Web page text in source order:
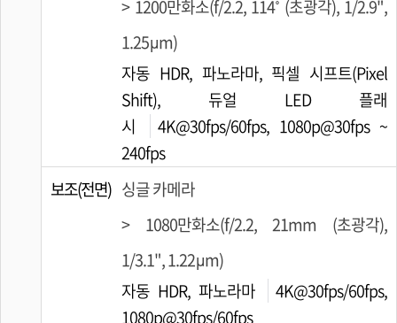
> 1200만화소(f/2.2, 114˚ (초광각), 1/2.9",
1.25µm)
자동 HDR, 파노라마, 픽셀 시프트(Pixel
Shift), 듀얼 LED 플래
시
4K@30fps/60fps, 1080p@30fps ~
240fps
보조(전면) 싱글 카메라
> 1080만화소(f/2.2, 21mm (초광각),
1/3.1", 1.22µm)
자동 HDR, 파노라마
4K@30fps/60fps,
1080p@30fps/60fps